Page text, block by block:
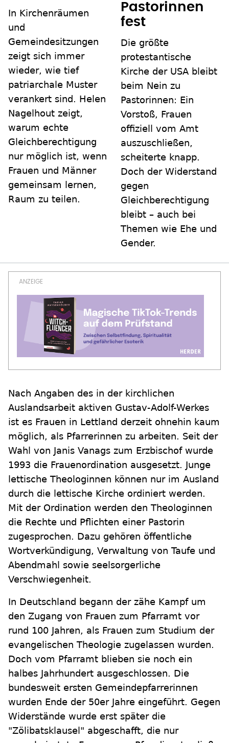
In Kirchenräumen
und
Gemeindesitzungen
zeigt sich immer
wieder, wie tief
patriarchale Muster
verankert sind. Helen
Nagelhout zeigt,
warum echte
Gleichberechtigung
nur möglich ist, wenn
Frauen und Männer
gemeinsam lernen,
Raum zu teilen.
Pastorinnen
fest
Die größte
protestantische
Kirche der USA bleibt
beim Nein zu
Pastorinnen: Ein
Vorstoß, Frauen
offiziell vom Amt
auszuschließen,
scheiterte knapp.
Doch der Widerstand
gegen
Gleichberechtigung
bleibt – auch bei
Themen wie Ehe und
Gender.
Nach Angaben des in der kirchlichen
Auslandsarbeit aktiven Gustav-Adolf-Werkes
ist es Frauen in Lettland derzeit ohnehin kaum
möglich, als Pfarrerinnen zu arbeiten. Seit der
Wahl von Janis Vanags zum Erzbischof wurde
1993 die Frauenordination ausgesetzt. Junge
lettische Theologinnen können nur im Ausland
durch die lettische Kirche ordiniert werden.
Mit der Ordination werden den Theologinnen
die Rechte und Pflichten einer Pastorin
zugesprochen. Dazu gehören öffentliche
Wortverkündigung, Verwaltung von Taufe und
Abendmahl sowie seelsorgerliche
Verschwiegenheit.
In Deutschland begann der zähe Kampf um
den Zugang von Frauen zum Pfarramt vor
rund 100 Jahren, als Frauen zum Studium der
evangelischen Theologie zugelassen wurden.
Doch vom Pfarramt blieben sie noch ein
halbes Jahrhundert ausgeschlossen. Die
bundesweit ersten Gemeindepfarrerinnen
wurden Ende der 50er Jahre eingeführt. Gegen
Widerstände wurde erst später die
"Zölibatsklausel" abgeschafft, die nur